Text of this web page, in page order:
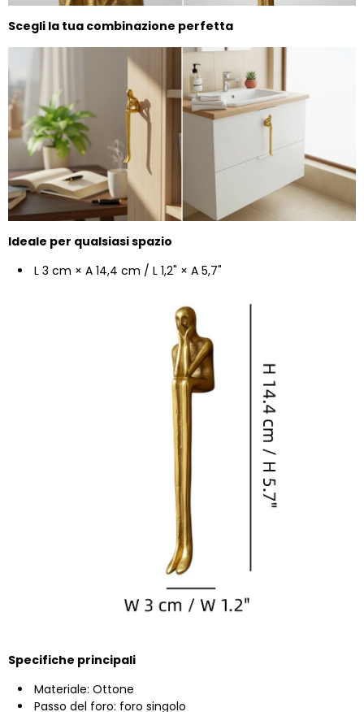
Scegli la tua combinazione perfetta
Ideale per qualsiasi spazio
L 3 cm × A 14,4 cm / L 1,2" × A 5,7"
Specifiche principali
Materiale: Ottone
Passo del foro: foro singolo